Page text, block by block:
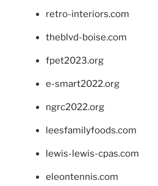
retro-interiors.com
theblvd-boise.com
fpet2023.org
e-smart2022.org
ngrc2022.org
leesfamilyfoods.com
lewis-lewis-cpas.com
eleontennis.com